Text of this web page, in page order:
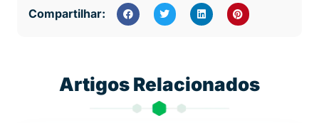
Compartilhar:
Artigos Relacionados